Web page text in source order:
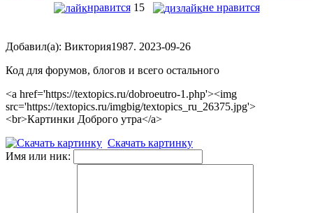
нравится 15 не нравится
Добавил(а): Виктория1987. 2023-09-26
Код для форумов, блогов и всего остального
<a href='https://textopics.ru/dobroeutro-1.php'><img
src='https://textopics.ru/imgbig/textopics_ru_26375.jpg'>
<br>Картинки Доброго утра</a>
Скачать картинку
Имя или ник: